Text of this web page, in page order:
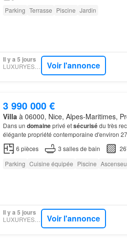
Parking Terrasse Piscine Jardin
Il y a 5 jours
LUXURYESTATE Voir l'annonce
3 990 000 €
Villaà 06000, Nice, Alpes-Maritimes,
Dans un domaineprivé etsécurisédu très
élégante propriété contemporaine d'environ
un ascenseur, bénéficie d’une vue
6 pièces 3 salles de bain
Parking Cuisine équipée Piscine
Il y a 5 jours
LUXURYESTATE Voir l'annonce